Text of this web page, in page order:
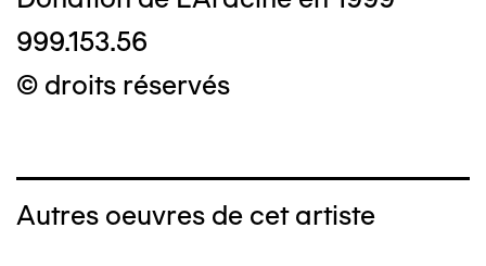
999.153.56
© droits réservés
Autres oeuvres de cet artiste